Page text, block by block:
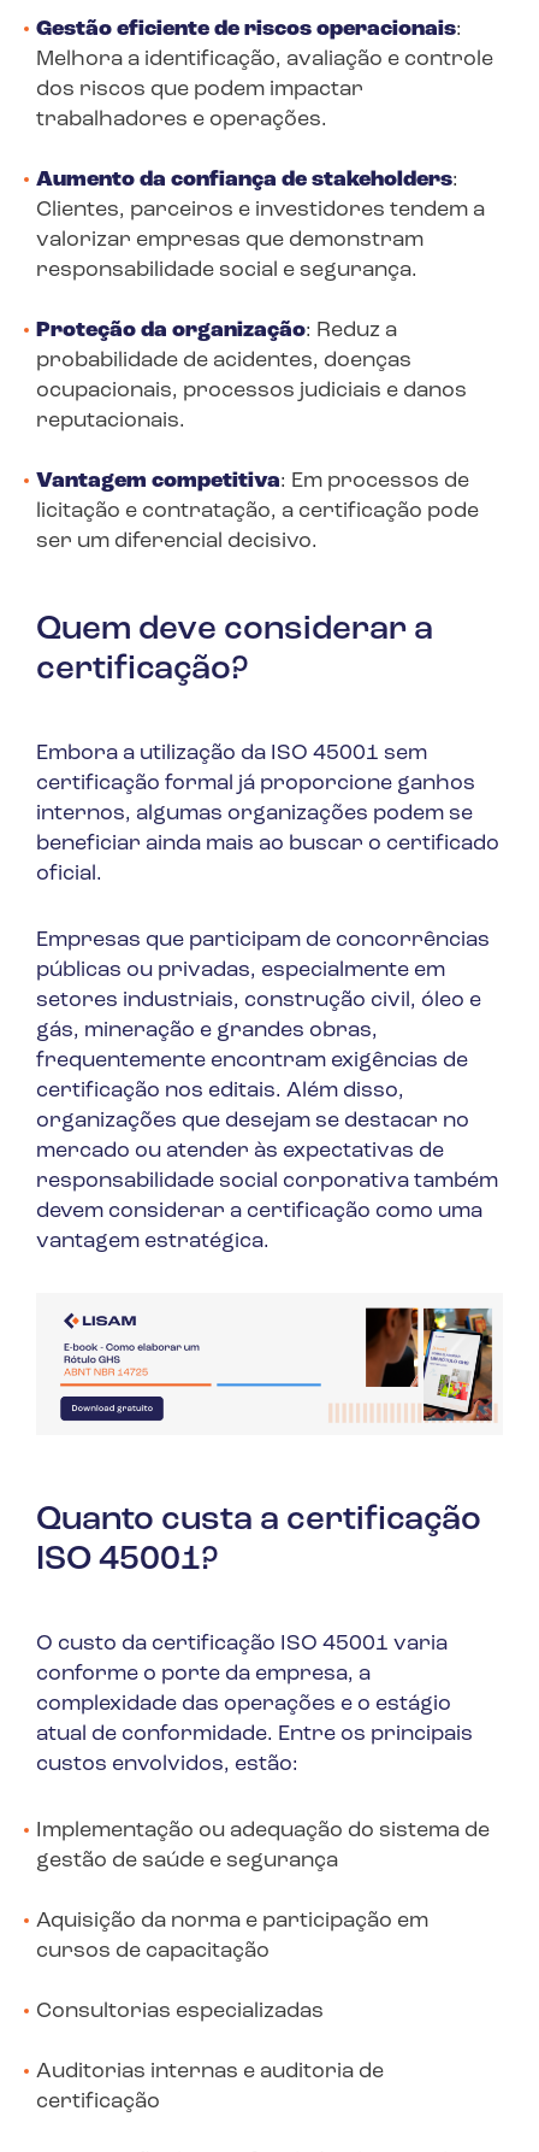
Gestão eficiente de riscos operacionais:
Melhora a identificação, avaliação e controle
dos riscos que podem impactar
trabalhadores e operações.
Aumento da confiança de stakeholders:
Clientes, parceiros e investidores tendem a
valorizar empresas que demonstram
responsabilidade social e segurança.
Proteção da organização: Reduz a
probabilidade de acidentes, doenças
ocupacionais, processos judiciais e danos
reputacionais.
Vantagem competitiva: Em processos de
licitação e contratação, a certificação pode
ser um diferencial decisivo.
Quem deve considerar a
certificação?
Embora a utilização da ISO 45001 sem
certificação formal já proporcione ganhos
internos, algumas organizações podem se
beneficiar ainda mais ao buscar o certificado
oficial.
Empresas que participam de concorrências
públicas ou privadas, especialmente em
setores industriais, construção civil, óleo e
gás, mineração e grandes obras,
frequentemente encontram exigências de
certificação nos editais. Além disso,
organizações que desejam se destacar no
mercado ou atender às expectativas de
responsabilidade social corporativa também
devem considerar a certificação como uma
vantagem estratégica.
Quanto custa a certificação
ISO 45001?
O custo da certificação ISO 45001 varia
conforme o porte da empresa, a
complexidade das operações e o estágio
atual de conformidade. Entre os principais
custos envolvidos, estão:
Implementação ou adequação do sistema de
gestão de saúde e segurança
Aquisição da norma e participação em
cursos de capacitação
Consultorias especializadas
Auditorias internas e auditoria de
certificação